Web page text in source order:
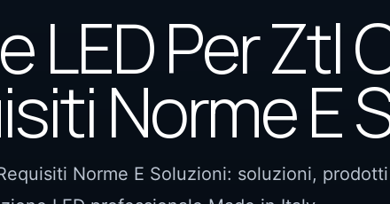
LED Per Ztl
Norme E
Norme E Soluzioni: soluzioni,